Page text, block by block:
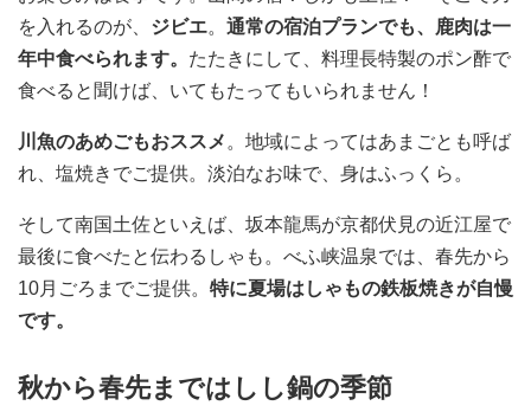
を入れるのが、 ジビエ。 通常の宿泊プランでも、鹿肉は一
年中食べられます。 たたきにして、料理長特製のポン酢で
食べると聞けば、いてもたってもいられません！
川魚のあめごもおススメ 。地域によってはあまごとも呼ば
れ、塩焼きでご提供。淡泊なお味で、身はふっくら。
そして南国土佐といえば、坂本龍馬が京都伏見の近江屋で
最後に食べたと伝わるしゃも。べふ峡温泉では、春先から
10月ごろまでご提供。 特に夏場はしゃもの鉄板焼きが自慢
です。
秋から春先まではしし鍋の季節